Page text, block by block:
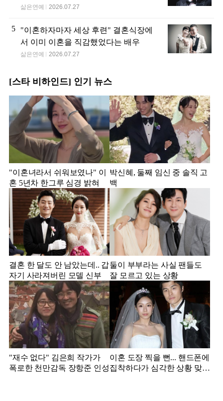
삶은연예 2026.07.27
5
"이혼하자마자 세상 후련" 결혼식장에
서 이미 이혼을 직감했었다는 배우
삶은연예 2026.07.27
[스타 비하인드] 인기 뉴스
"이혼녀라서 쉬워보였나" 이
혼 5년차 한그루 심경 밝혀
박신혜, 둘째 임신 중 솔직 고
백
결혼 한 달도 안 남았는데.. 갑
자기 사라져버린 모델 신부
둘이 부부라는 사실 팬들도
잘 모르고 있는 상황
"재수 없다" 김은희 작가가
폭로한 천만감독 장항준 인성
이혼 도장 찍을 뻔... 핸드폰에
집착하다가 심각한 상황 맞은